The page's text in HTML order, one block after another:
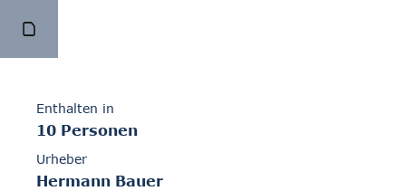
Enthalten in
10 Personen
Urheber
Hermann Bauer